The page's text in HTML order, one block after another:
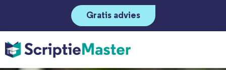
Gratis advies